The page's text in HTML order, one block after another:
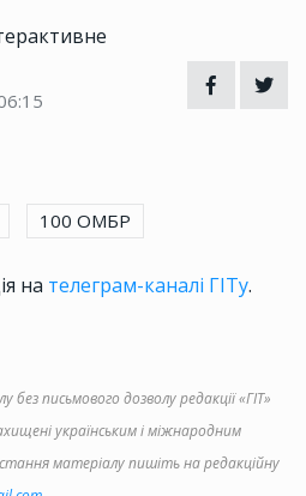
100 ОМБР
на телеграм-каналі ГІТу.
письмового дозволу редакції «ГІТ»
українським і міжнародним
матеріалу пишіть на редакційну